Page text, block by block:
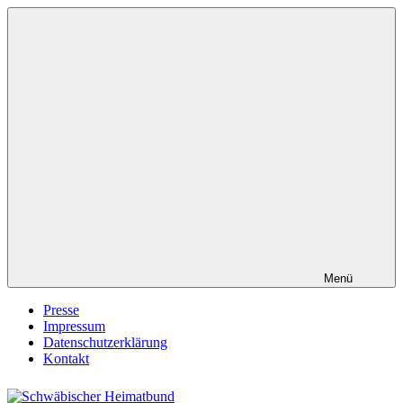
Zum
Menü
Presse
Impressum
Datenschutzerklärung
Kontakt